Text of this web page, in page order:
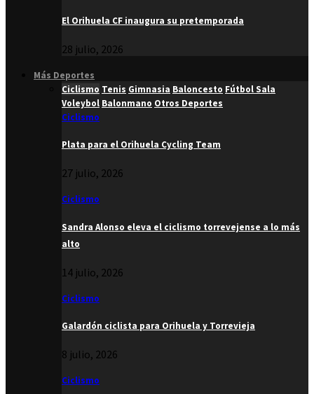
El Orihuela CF inaugura su pretemporada
28 julio, 2026
Más Deportes
Ciclismo Tenis Gimnasia Baloncesto Fútbol Sala
Voleybol Balonmano Otros Deportes
Ciclismo
Plata para el Orihuela Cycling Team
27 julio, 2026
Ciclismo
Sandra Alonso eleva el ciclismo torrevejense a lo más
alto
14 julio, 2026
Ciclismo
Galardón ciclista para Orihuela y Torrevieja
8 julio, 2026
Ciclismo